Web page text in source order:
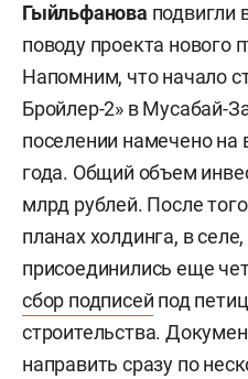
Гыйльфанова подвигли
поводу проекта нового
Напомним, что начало
Бройлер-2» в Мусабай-
поселении намечено на
года. Общий объем
млрд рублей. После
планах холдинга, в
присоединились еще
сбор подписей под
строительства.
направить сразу по